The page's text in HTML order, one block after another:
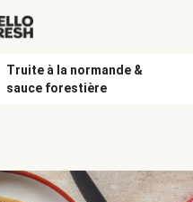
Truite à la normande &
sauce forestière